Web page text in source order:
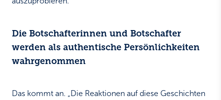
Die Botschafterinnen und Botschafter
werden als authentische Persönlichkeiten
wahrgenommen
Das kommt an. „Die Reaktionen auf diese Geschichten